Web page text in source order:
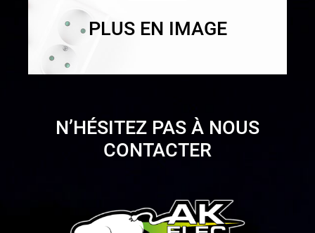
PLUS EN IMAGE
N’HÉSITEZ PAS À NOUS
CONTACTER